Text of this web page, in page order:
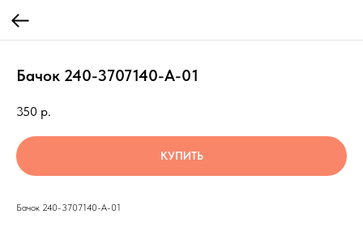
Бачок 240-3707140-А-01
350 р.
КУПИТЬ
Бачок 240-3707140-А-01